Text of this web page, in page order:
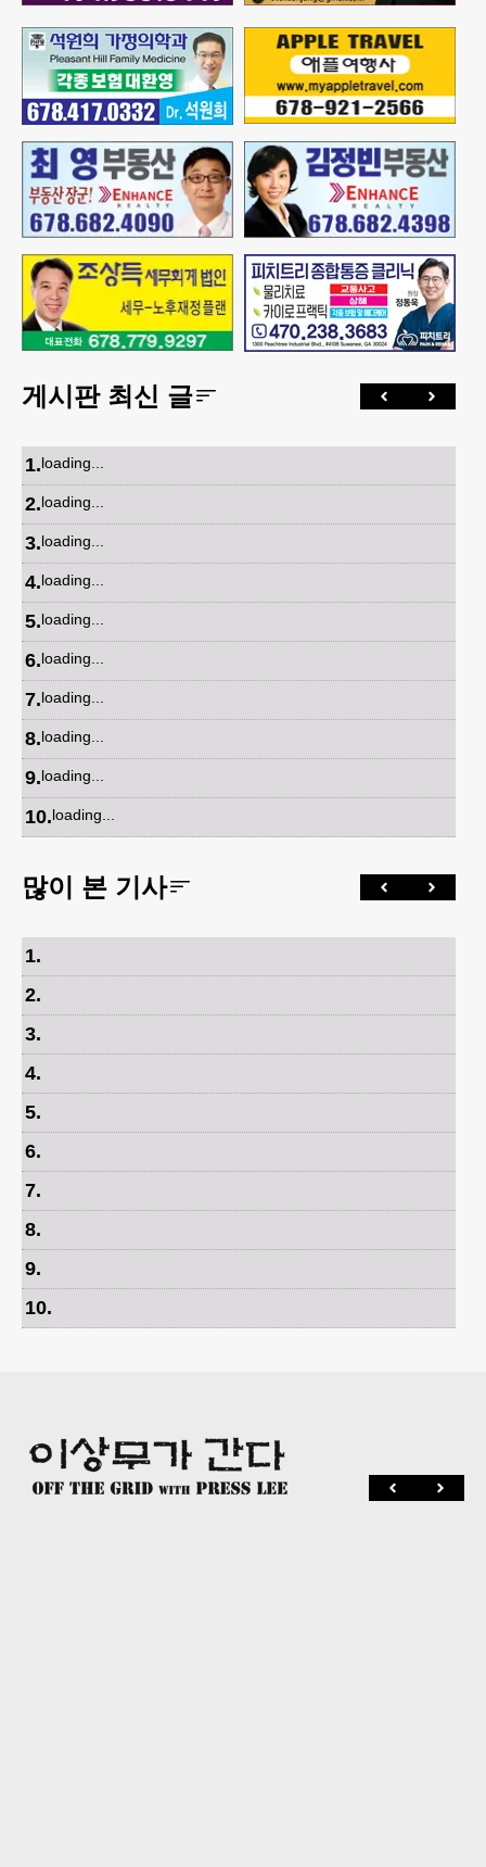
게시판 최신 글
1.loading...
2.loading...
3.loading...
4.loading...
5.loading...
6.loading...
7.loading...
8.loading...
9.loading...
10.loading...
많이 본 기사
1.
2.
3.
4.
5.
6.
7.
8.
9.
10.